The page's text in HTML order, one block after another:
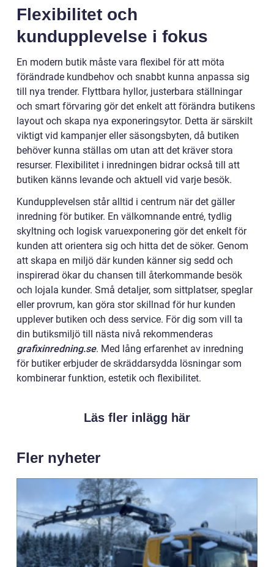
Flexibilitet och
kundupplevelse i fokus
En modern butik måste vara flexibel för att möta
förändrade kundbehov och snabbt kunna anpassa sig
till nya trender. Flyttbara hyllor, justerbara ställningar
och smart förvaring gör det enkelt att förändra butikens
layout och skapa nya exponeringsytor. Detta är särskilt
viktigt vid kampanjer eller säsongsbyten, då butiken
behöver kunna ställas om utan att det kräver stora
resurser. Flexibilitet i inredningen bidrar också till att
butiken känns levande och aktuell vid varje besök.
Kundupplevelsen står alltid i centrum när det gäller
inredning för butiker. En välkomnande entré, tydlig
skyltning och logisk varuexponering gör det enkelt för
kunden att orientera sig och hitta det de söker. Genom
att skapa en miljö där kunden känner sig sedd och
inspirerad ökar du chansen till återkommande besök
och lojala kunder. Små detaljer, som sittplatser, speglar
eller provrum, kan göra stor skillnad för hur kunden
upplever butiken och dess service. För dig som vill ta
din butiksmiljö till nästa nivå rekommenderas
grafixinredning.se. Med lång erfarenhet av inredning
för butiker erbjuder de skräddarsydda lösningar som
kombinerar funktion, estetik och flexibilitet.
Läs fler inlägg här
Fler nyheter